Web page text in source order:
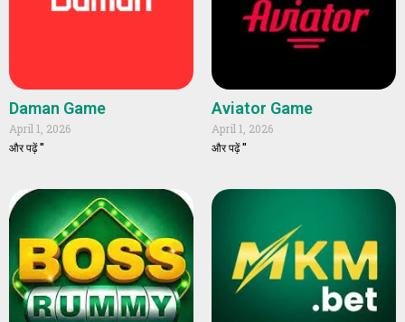
Daman Game
April 1, 2026
और पढ़ें "
Aviator Game
April 1, 2026
और पढ़ें "